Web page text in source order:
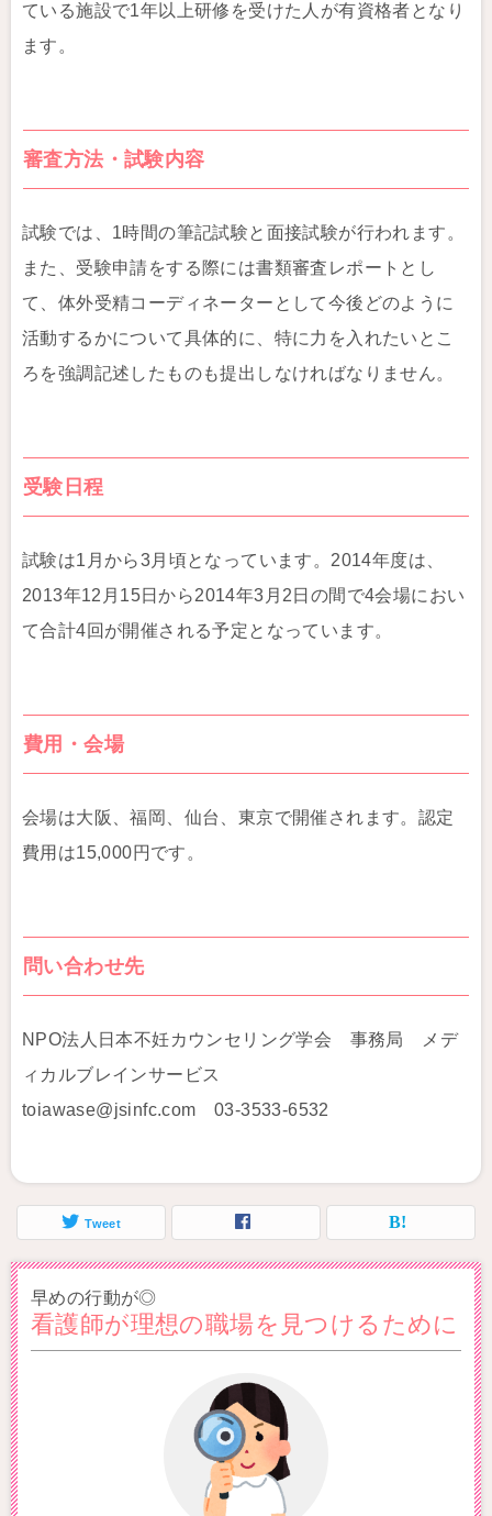
ている施設で1年以上研修を受けた人が有資格者となり
ます。
審査方法・試験内容
試験では、1時間の筆記試験と面接試験が行われます。
また、受験申請をする際には書類審査レポートとし
て、体外受精コーディネーターとして今後どのように
活動するかについて具体的に、特に力を入れたいとこ
ろを強調記述したものも提出しなければなりません。
受験日程
試験は1月から3月頃となっています。2014年度は、
2013年12月15日から2014年3月2日の間で4会場におい
て合計4回が開催される予定となっています。
費用・会場
会場は大阪、福岡、仙台、東京で開催されます。認定
費用は15,000円です。
問い合わせ先
NPO法人日本不妊カウンセリング学会 事務局 メデ
ィカルブレインサービス
toiawase@jsinfc.com 03-3533-6532
Tweet
早めの行動が◎
看護師が理想の職場を見つけるために